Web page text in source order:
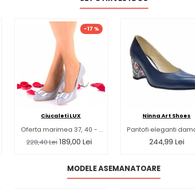
-17 %
Ciucaleti LUX
Oferta marimea 37, 40 - Pantofi dama din piele naturala gri toc 7cm - LNAA41GRIAG
228,40 Lei 189,00 Lei
Ninna Art Shoes
244,99 Lei
MODELE ASEMANATOARE